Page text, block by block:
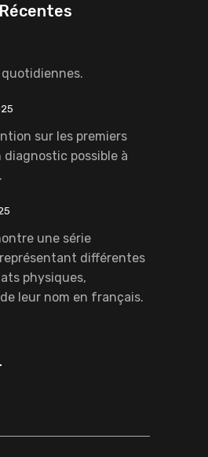
sur les premiers
diagnostic possible à
une série
différentes
physiques,
leur nom en français.